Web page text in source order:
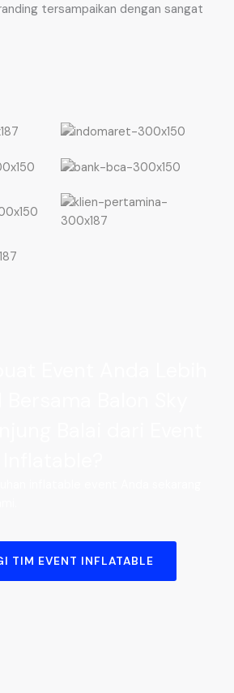
tersampaikan dengan sangat
TIM EVENT INFLATABLE